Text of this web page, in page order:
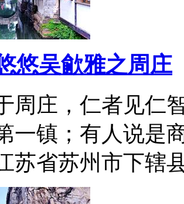
悠吴歈雅之周庄
周庄，仁者见仁
一镇；有人说是
苏省苏州市下